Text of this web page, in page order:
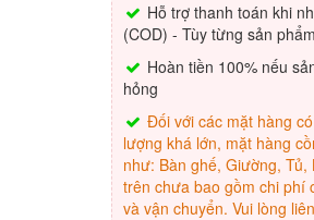
Hỗ trợ thanh toán khi
(COD) - Tùy từng sản phẩm
Hoàn tiền 100% nếu
hỏng
Đối với các mặt hàng
lượng khá lớn, mặt hàng
như: Bàn ghế, Giường, Tủ,
trên chưa bao gồm chi phí
và vận chuyển. Vui lòng